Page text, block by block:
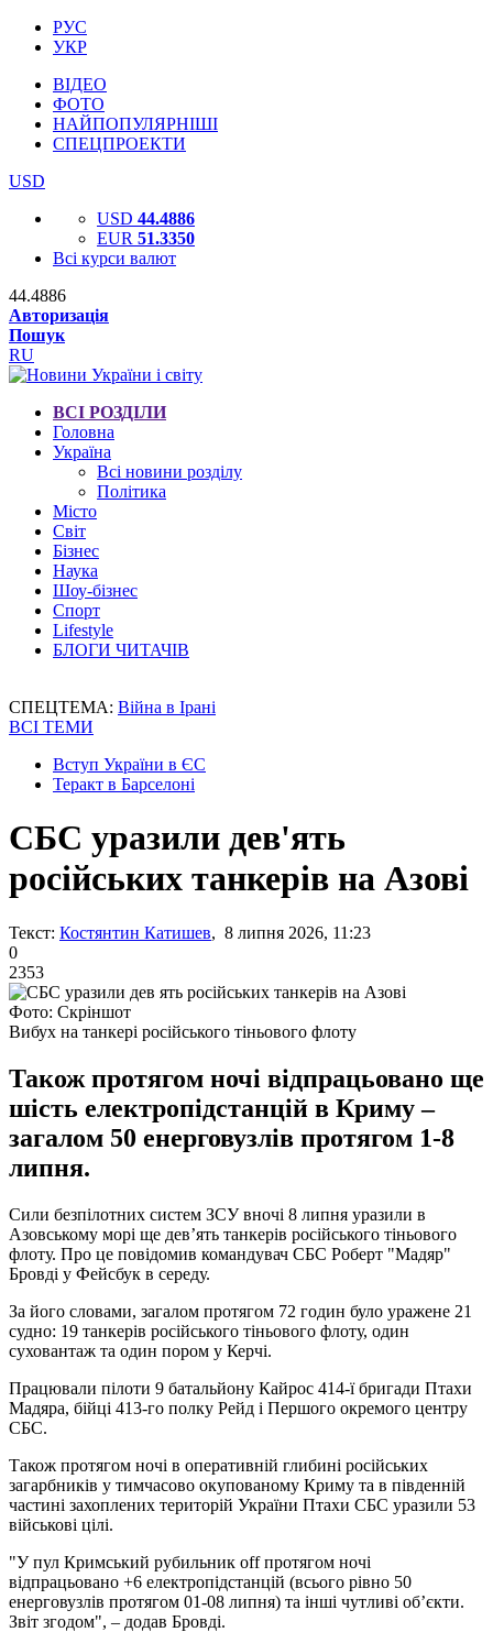
РУС
УКР
ВІДЕО
ФОТО
НАЙПОПУЛЯРНІШІ
СПЕЦПРОЕКТИ
USD
USD 44.4886
EUR 51.3350
Всі курси валют
44.4886
Авторизація
Пошук
RU
ВСІ РОЗДІЛИ
Головна
Україна
Всі новини розділу
Політика
Місто
Світ
Бізнес
Наука
Шоу-бізнес
Спорт
Lifestyle
БЛОГИ ЧИТАЧІВ
СПЕЦТЕМА: Війна в Ірані
ВСІ ТЕМИ
Вступ України в ЄС
Теракт в Барселоні
СБС уразили дев'ять
російських танкерів на Азові
Текст: Костянтин Катишев, 8 липня 2026, 11:23
0
2353
Фото: Скріншот
Вибух на танкері російського тіньового флоту
Також протягом ночі відпрацьовано ще
шість електропідстанцій в Криму –
загалом 50 енерговузлів протягом 1-8
липня.
Сили безпілотних систем ЗCУ вночі 8 липня уразили в
Азовському морі ще дев’ять танкерів російського тіньового
флоту. Про це повідомив командувач СБС Роберт "Мадяр"
Бровді у Фейсбук в середу.
За його словами, загалом протягом 72 годин було уражене 21
судно: 19 танкерів російського тіньового флоту, один
суховантаж та один пором у Керчі.
Працювали пілоти 9 батальйону Кайрос 414-ї бригади Птахи
Мадяра, бійці 413-го полку Рейд і Першого окремого центру
СБС.
Також протягом ночі в оперативній глибині російських
загарбників у тимчасово окупованому Криму та в південній
частині захоплених територій України Птахи СБС уразили 53
військові цілі.
"У пул Кримський рубильник off протягом ночі
відпрацьовано +6 електропідстанцій (всього рівно 50
енерговузлів протягом 01-08 липня) та інші чутливі обʼєкти.
Звіт згодом", – додав Бровді.